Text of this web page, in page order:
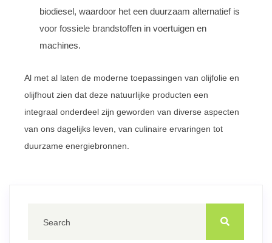
biodiesel, waardoor het een duurzaam alternatief is
voor fossiele brandstoffen in voertuigen en
machines.
Al met al laten de moderne toepassingen van olijfolie en
olijfhout zien dat deze natuurlijke producten een
integraal onderdeel zijn geworden van diverse aspecten
van ons dagelijks leven, van culinaire ervaringen tot
duurzame energiebronnen.